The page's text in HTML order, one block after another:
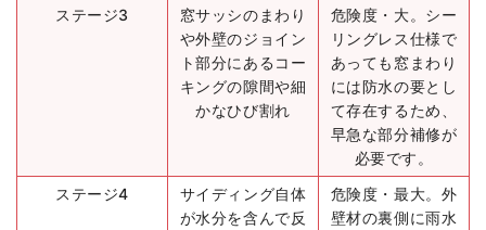
ステージ3
窓サッシのまわり
や外壁のジョイン
ト部分にあるコー
キングの隙間や細
かなひび割れ
危険度・大。シー
リングレス仕様で
あっても窓まわり
には防水の要とし
て存在するため、
早急な部分補修が
必要です。
ステージ4
サイディング自体
が水分を含んで反
危険度・最大。外
壁材の裏側に雨水